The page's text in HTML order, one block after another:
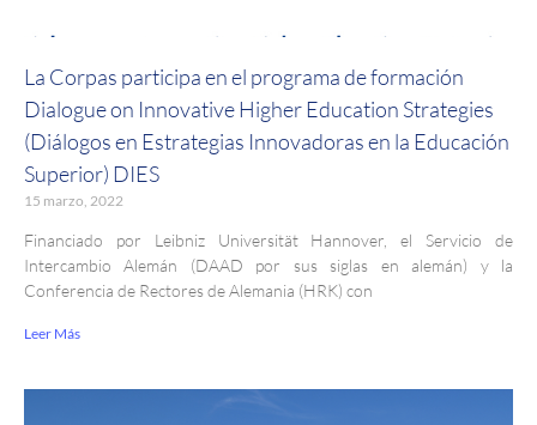
La Corpas participa en el programa de formación
Dialogue on Innovative Higher Education Strategies
(Diálogos en Estrategias Innovadoras en la Educación
Superior) DIES
15 marzo, 2022
Financiado por Leibniz Universität Hannover, el Servicio de
Intercambio Alemán (DAAD por sus siglas en alemán) y la
Conferencia de Rectores de Alemania (HRK) con
Leer Más